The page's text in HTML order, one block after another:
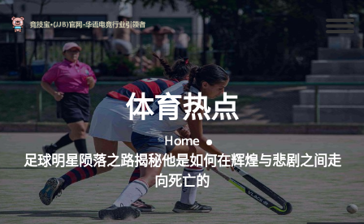
体育热点
Home
足球明星陨落之路揭秘他是如何在辉煌与悲剧之间走
向死亡的